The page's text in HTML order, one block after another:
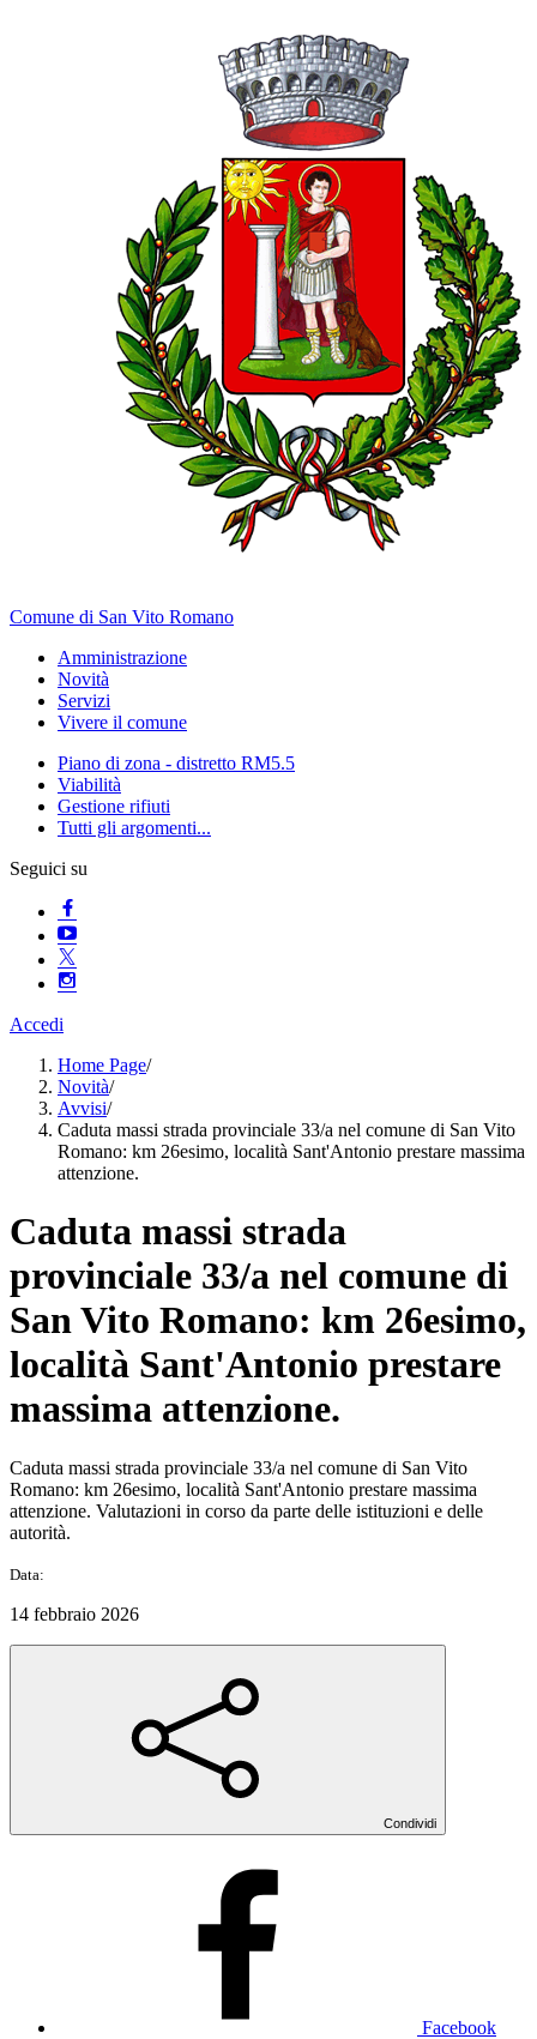
Comune di San Vito Romano
Amministrazione
Novità
Servizi
Vivere il comune
Piano di zona - distretto RM5.5
Viabilità
Gestione rifiuti
Tutti gli argomenti...
Seguici su
Accedi
Home Page/
Novità/
Avvisi/
Caduta massi strada provinciale 33/a nel comune di San Vito
Romano: km 26esimo, località Sant'Antonio prestare massima
attenzione.
Caduta massi strada
provinciale 33/a nel comune di
San Vito Romano: km 26esimo,
località Sant'Antonio prestare
massima attenzione.
Caduta massi strada provinciale 33/a nel comune di San Vito
Romano: km 26esimo, località Sant'Antonio prestare massima
attenzione. Valutazioni in corso da parte delle istituzioni e delle
autorità.
Data:
14 febbraio 2026
Condividi
Facebook